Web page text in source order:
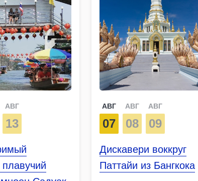
АВГ
13
АВГ
07
АВГ
08
АВГ
09
Дискавери воккруг
Паттайи из Бангкока